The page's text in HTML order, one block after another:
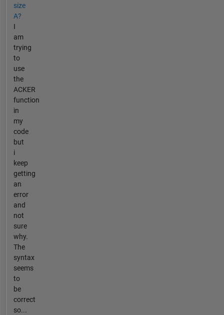
size
A?
I
am
trying
to
use
the
ACKER
function
in
my
code
but
i
keep
getting
an
error
and
not
sure
why.
The
syntax
seems
to
be
correct
so...